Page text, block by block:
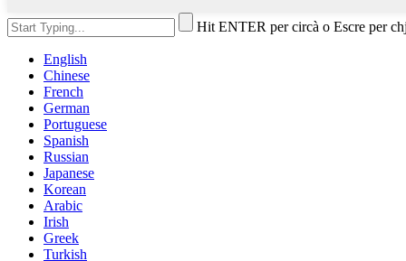
Hit ENTER per circà o Escre per
English
Chinese
French
German
Portuguese
Spanish
Russian
Japanese
Korean
Arabic
Irish
Greek
Turkish